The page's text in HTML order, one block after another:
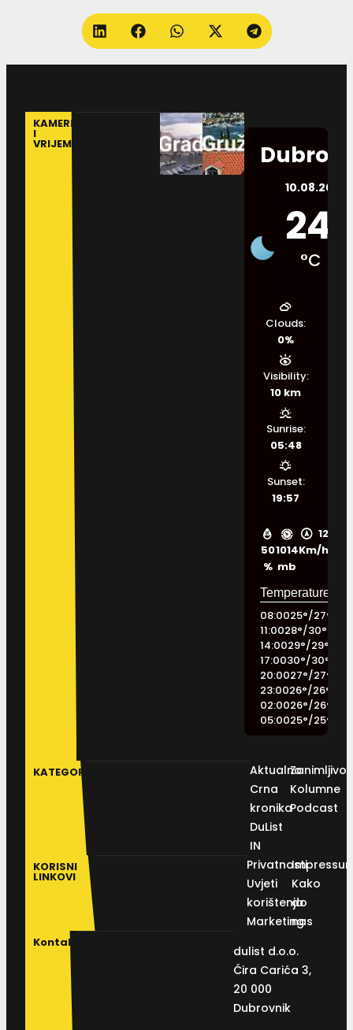
KAMERE
I
VRIJEME
10.08.2026.
24
°C
50
%
1014
mb
12
Km/h
Clouds:
0%
Visibility:
10 km
Sunrise:
05:48
Sunset:
19:57
08:0025°/27°
11:0028°/30°
14:0029°/29°
17:0030°/30°
20:0027°/27°
23:0026°/26°
02:0026°/26°
05:0025°/25°
KATEGORIJE
Aktualno
Crna
kronika
DuList
IN
Kolumne
Podcast
KORISNI
LINKOVI
Privatnosti
Uvjeti
korištenja
Marketing
Kako
do
nas
Kontakt
dulist d.o.o.
Ćira Carića 3,
20 000
Dubrovnik